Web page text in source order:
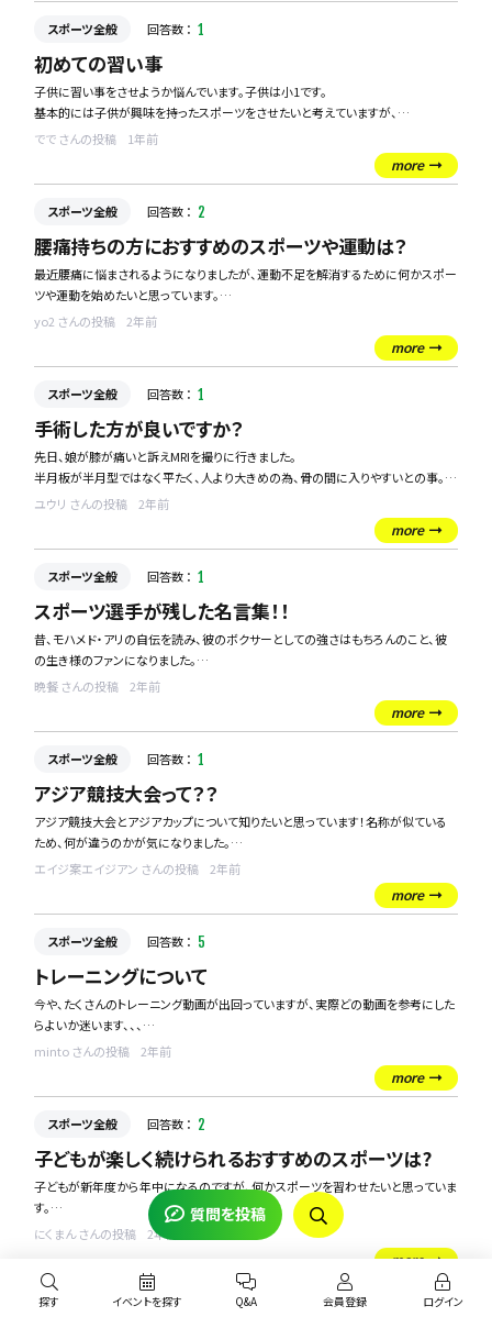
スポーツ全般 回答数 ： 1
初めての習い事
子供に習い事をさせようか悩んでいます。子供は小1です。
基本的には子供が興味を持ったスポーツをさせたいと考えていますが、
初めに習わせるスポーツでオススメがあれば教えてください。
でで さんの投稿
1年前
more
スポーツ全般 回答数 ： 2
腰痛持ちの方におすすめのスポーツや運動は？
最近腰痛に悩まされるようになりましたが、運動不足を解消するために何かスポー
ツや運動を始めたいと思っています。
運動すると腰痛が悪化しそうで怖くてできないのですが、運動不足からくる肥満も
腰痛の原因かなとも感じていて、まずは運動不足解消からアプローチしないと、負
そこで、腰に負担をかけないようなもの、あるいは腰痛の改善に役立つ運動を探し
ています。
腰痛持ちの方に特におすすめのスポーツや運動、そしてそれを始める際のポイント
や注意点について教えていただけると嬉しいです。
実際に腰痛がある中で特定の運動を行って効果を感じた経験がある方の体験談
や、その運動が腰痛に良いとされる理由など、ご存じの方いらっしゃいましたら教え
てください！
yo2 さんの投稿
2年前
more
スポーツ全般 回答数 ： 1
手術した方が良いですか？
先日、娘が膝が痛いと訴えMRIを撮りに行きました。
半月板が半月型ではなく平たく、人より大きめの為、骨の間に入りやすいとの事。
内視鏡で手術が可能との事だったのですが、本人は嫌。
今後、運動(サッカーをやっています)を続けていくにあたり手術はした方がよいでし
挟まった半月板を自然に取れるのを待つ方良いでしょうか？
アドバイスお待ちしてます！
ユウリ さんの投稿
2年前
more
スポーツ全般 回答数 ： 1
スポーツ選手が残した名言集！！
昔、モハメド・アリの自伝を読み、彼のボクサーとしての強さはもちろんのこと、彼
の生き様のファンになりました。
「リスクを取る勇気がなければ、何も達成することがない人生になる」、「想像力の
ない奴に、翼は持てない」などの名言は、自伝を読んだ当時小学生だった私にも、
スポーツ選手はその世界で勝ち上がってきた一流の方たちなので、モハメド・アリ
のような名言、格言、座右の銘などある人が多く、
その確固たる考え方が軸にあるからこそ強いのではないでしょうか！？
そこで、皆さんが好きなスポーツ選手の名言、格言、座右の銘を教えていただきた
晩餐 さんの投稿
2年前
more
スポーツ全般 回答数 ： 1
アジア競技大会って？？
アジア競技大会とアジアカップについて知りたいと思っています！名称が似ている
ため、何が違うのかが気になりました。
アジア競技大会とは具体的には何なのでしょうか？この大会はアジア各国が参加
して、どのようなスポーツが行われるのか、またどのような意義がこの大会にはあ
ければ幸いです。
一方で、アジアカップとは何が違うのでしょうか？アジアカップはサッカーに特化し
ていると聞きますが、それ以外にも何か特定のスポーツに焦点を当てている大会
なのでしょうか？アジア競技大会とアジアカップ、それぞれの大会が持つ独自の特
色や意義、さらにはアジア各国、特に日本にとって、これらの大会がどのような位
よろしくお願いします！
エイジ案エイジアン さんの投稿
2年前
more
スポーツ全般 回答数 ： 5
トレーニングについて
今や、たくさんのトレーニング動画が出回っていますが、実際どの動画を参考にした
らよいか迷います、、、
特に筋肉もりもりにしたいとかはなく、健康的に、今後も体重をキープできるような
minto さんの投稿
2年前
more
スポーツ全般 回答数 ： 2
子どもが楽しく続けられるおすすめのスポーツは?
子どもが新年度から年中になるのですが、何かスポーツを習わせたいと思っていま
す。
負けず嫌いで体を動かすことが好きなのでそろそろ習い事を、と思ったのですが、
集団行動が苦手なところもあるので、野球やサッカーなどといったメジャーなチー
ムスポーツは難しいのではないかと危惧しています。
とはいえ、本人が楽しく興味を持ったスポーツをさせてあげたいので、色々試させた
いと思っています。
にくまん さんの投稿
2年前
more
スポーツ全般 回答数 ：
質問を投稿
探す イベントを探す Q&A 会員登録 ログイン